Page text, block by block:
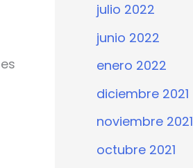
julio 2022
junio 2022
enero 2022
diciembre 2021
noviembre 2021
octubre 2021